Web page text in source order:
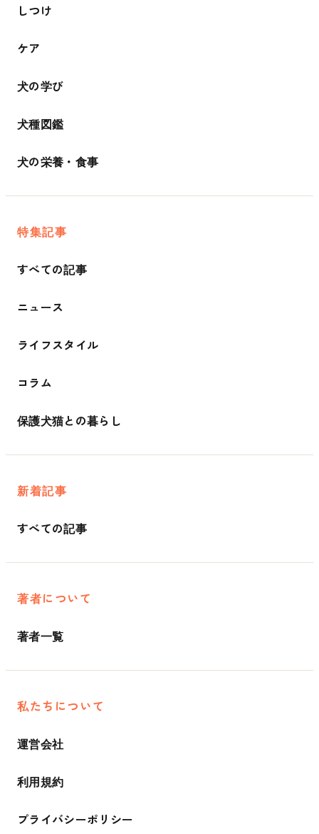
しつけ
ケア
犬の学び
犬種図鑑
犬の栄養・食事
特集記事
すべての記事
ニュース
ライフスタイル
コラム
保護犬猫との暮らし
新着記事
すべての記事
著者について
著者一覧
私たちについて
運営会社
利用規約
プライバシーポリシー